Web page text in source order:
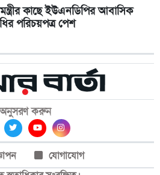
কা‌ছে ইউএনডিপির আবাসিক
পরিচয়পত্র পেশ
অনুসরণ করুন
যোগাযোগ